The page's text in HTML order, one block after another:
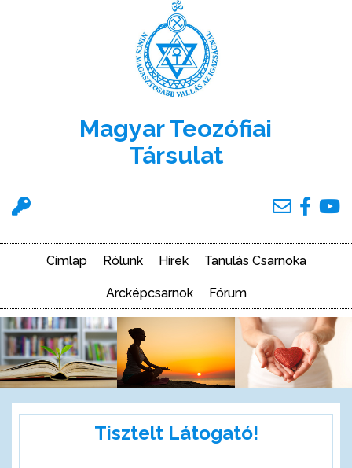
Felhasználói
Magyar Teozófiai
Társulat
Címlap Rólunk Hírek Tanulás Csarnoka
Arcképcsarnok Fórum
Tisztelt Látogató!